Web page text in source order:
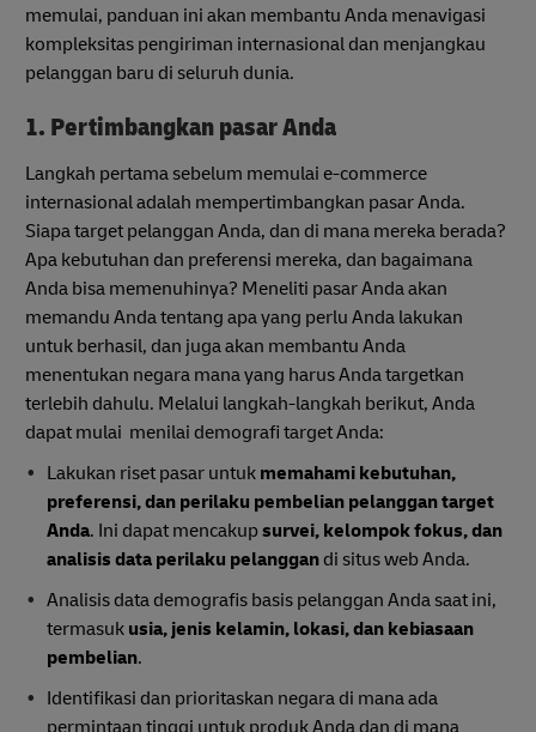
memulai, panduan ini akan membantu Anda menavigasi
kompleksitas pengiriman internasional dan menjangkau
pelanggan baru di seluruh dunia.
1. Pertimbangkan pasar Anda
Langkah pertama sebelum memulai e-commerce
internasional adalah mempertimbangkan pasar Anda.
Siapa target pelanggan Anda, dan di mana mereka berada?
Apa kebutuhan dan preferensi mereka, dan bagaimana
Anda bisa memenuhinya? Meneliti pasar Anda akan
memandu Anda tentang apa yang perlu Anda lakukan
untuk berhasil, dan juga akan membantu Anda
menentukan negara mana yang harus Anda targetkan
terlebih dahulu. Melalui langkah-langkah berikut, Anda
dapat mulai menilai demografi target Anda:
Lakukan riset pasar untuk memahami kebutuhan,
preferensi, dan perilaku pembelian pelanggan target
Anda. Ini dapat mencakup survei, kelompok fokus, dan
analisis data perilaku pelanggandi situs web Anda.
Analisis data demografis basis pelanggan Anda saat ini,
termasuk usia, jenis kelamin, lokasi, dan kebiasaan
pembelian.
Identifikasi dan prioritaskan negara di mana ada
permintaan tinggi untuk produk Anda dan di mana